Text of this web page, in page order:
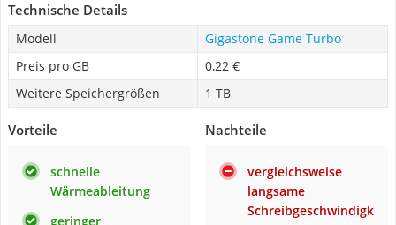
Technische Details
Modell
Gigastone Game Turbo
Preis pro GB
0,22 €
Weitere Speichergrößen
1 TB
Vorteile
schnelle
Wärmeableitung
geringer
Nachteile
vergleichsweise
langsame
Schreibgeschwindigk